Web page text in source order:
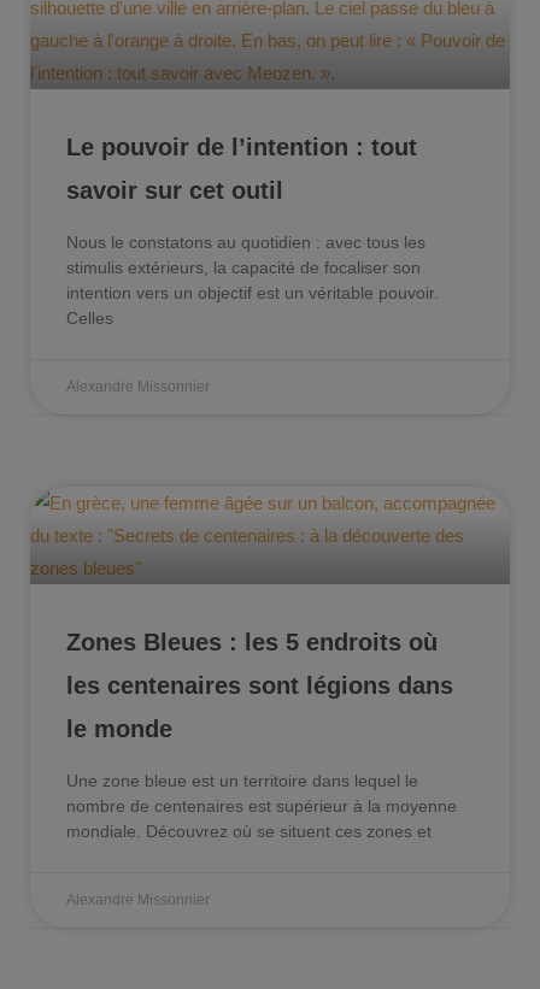
Le pouvoir de l’intention : tout
savoir sur cet outil
Nous le constatons au quotidien : avec tous les
stimulis extérieurs, la capacité de focaliser son
intention vers un objectif est un véritable pouvoir.
Celles
Alexandre Missonnier
Zones Bleues : les 5 endroits où
les centenaires sont légions dans
le monde
Une zone bleue est un territoire dans lequel le
nombre de centenaires est supérieur à la moyenne
mondiale. Découvrez où se situent ces zones et
Alexandre Missonnier